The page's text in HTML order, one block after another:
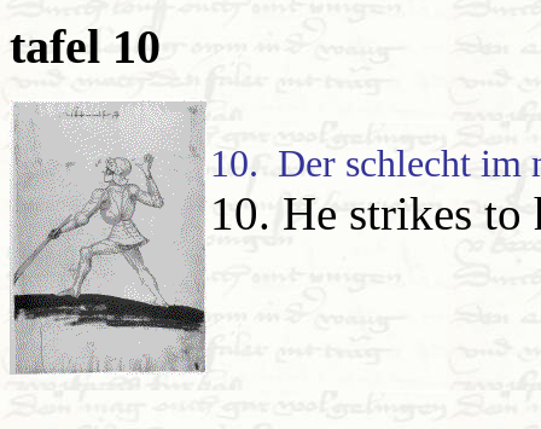
tafel 10
10. Der schlecht im
10. He strikes to